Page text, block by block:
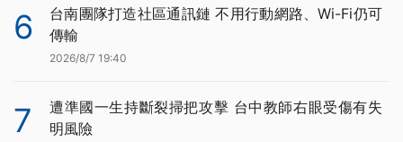
6
台南團隊打造社區通訊鏈 不用行動網路、Wi-Fi仍可
傳輸
2026/8/7 19:40
7
遭準國一生持斷裂掃把攻擊 台中教師右眼受傷有失
明風險